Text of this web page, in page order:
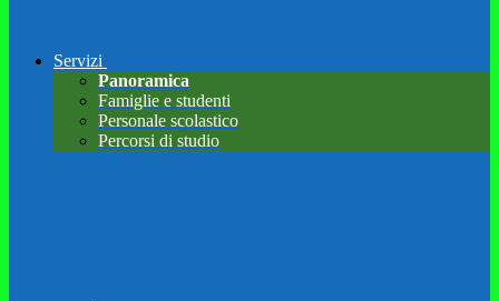
Servizi
Panoramica
Famiglie e studenti
Personale scolastico
Percorsi di studio